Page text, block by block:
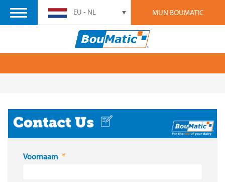
MIJN BOUMATIC
EU - NL
Voornaam